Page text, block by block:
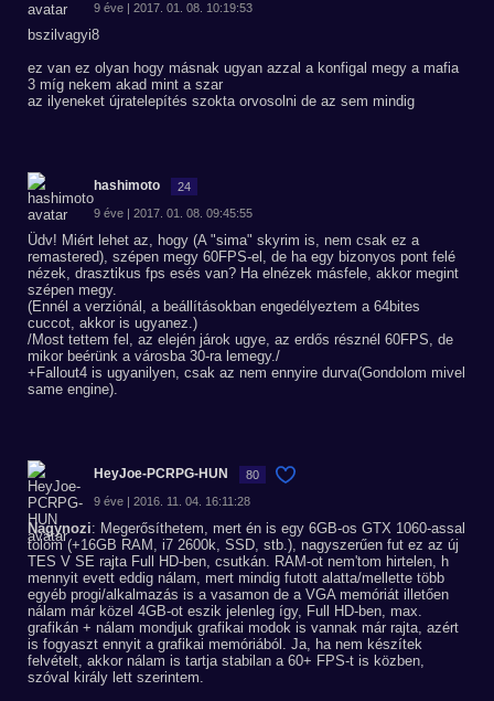
9 éve | 2017. 01. 08. 10:19:53
bszilvagyi8
ez van ez olyan hogy másnak ugyan azzal a konfigal megy a mafia
3 míg nekem akad mint a szar
az ilyeneket újratelepítés szokta orvosolni de az sem mindig
hashimoto 24
9 éve | 2017. 01. 08. 09:45:55
Üdv! Miért lehet az, hogy (A "sima" skyrim is, nem csak ez a
remastered), szépen megy 60FPS-el, de ha egy bizonyos pont felé
nézek, drasztikus fps esés van? Ha elnézek másfele, akkor megint
szépen megy.
(Ennél a verziónál, a beállításokban engedélyeztem a 64bites
cuccot, akkor is ugyanez.)
/Most tettem fel, az elején járok ugye, az erdős résznél 60FPS, de
mikor beérünk a városba 30-ra lemegy./
+Fallout4 is ugyanilyen, csak az nem ennyire durva(Gondolom mivel
same engine).
HeyJoe-PCRPG-HUN 80
9 éve | 2016. 11. 04. 16:11:28
Nagynozi: Megerősíthetem, mert én is egy 6GB-os GTX 1060-assal
tolom (+16GB RAM, i7 2600k, SSD, stb.), nagyszerűen fut ez az új
TES V SE rajta Full HD-ben, csutkán. RAM-ot nem'tom hirtelen, h
mennyit evett eddig nálam, mert mindig futott alatta/mellette több
egyéb progi/alkalmazás is a vasamon de a VGA memóriát illetően
nálam már közel 4GB-ot eszik jelenleg így, Full HD-ben, max.
grafikán + nálam mondjuk grafikai modok is vannak már rajta, azért
is fogyaszt ennyit a grafikai memóriából. Ja, ha nem készítek
felvételt, akkor nálam is tartja stabilan a 60+ FPS-t is közben,
szóval király lett szerintem.